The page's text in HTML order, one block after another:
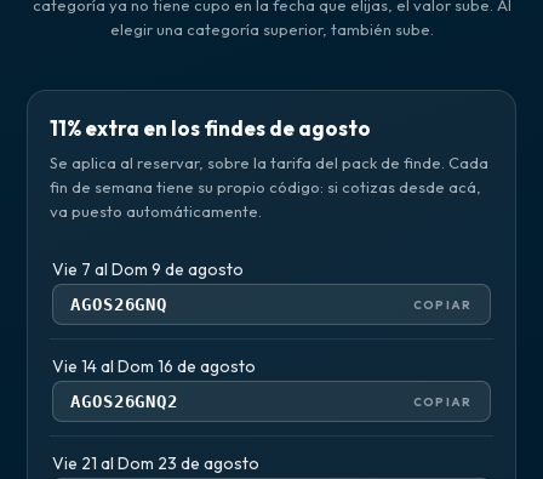
categoría ya no tiene cupo en la fecha que elijas, el valor sube. Al
elegir una categoría superior, también sube.
11% extra en los findes de agosto
Se aplica al reservar, sobre la tarifa del pack de finde. Cada
fin de semana tiene su propio código: si cotizas desde acá,
va puesto automáticamente.
Vie 7 al Dom 9 de agosto
AGOS26GNQ COPIAR
Vie 14 al Dom 16 de agosto
AGOS26GNQ2 COPIAR
Vie 21 al Dom 23 de agosto